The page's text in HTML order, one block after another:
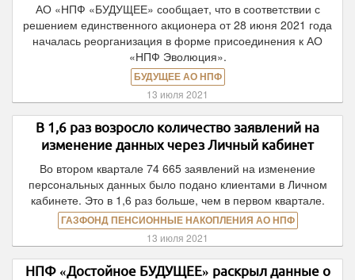
АО «НПФ «БУДУЩЕЕ» сообщает, что в соответствии с
решением единственного акционера от 28 июня 2021 года
началась реорганизация в форме присоединения к АО
«НПФ Эволюция».
БУДУЩЕЕ АО НПФ
13 июля 2021
В 1,6 раз возросло количество заявлений на
изменение данных через Личный кабинет
Во втором квартале 74 665 заявлений на изменение
персональных данных было подано клиентами в Личном
кабинете. Это в 1,6 раз больше, чем в первом квартале.
ГАЗФОНД ПЕНСИОННЫЕ НАКОПЛЕНИЯ АО НПФ
13 июля 2021
НПФ «Достойное БУДУЩЕЕ» раскрыл данные о